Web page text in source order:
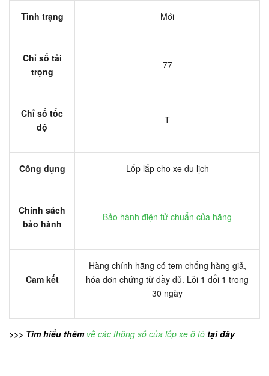
Tình trạng Mới
Chỉ số tải
trọng
77
Chỉ số tốc
độ
T
Công dụng Lốp lắp cho xe du lịch
Chính sách
bảo hành
Bảo hành điện tử chuẩn của hãng
Cam kết
Hàng chính hãng có tem chống hàng giả,
hóa đơn chứng từ đầy đủ. Lỗi 1 đổi 1 trong
30 ngày
>>> Tìm hiểu thêm về các thông số của lốp xe ô tô tại đây